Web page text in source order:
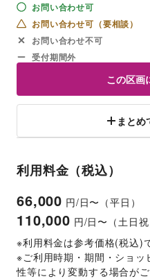
お問い合わせ可
お問い合わせ可（要相談）
お問い合わせ不可
受付期間外
この区画
まとめ
利用料金（税込）
66,000 円/日〜（平日）
110,000 円/日〜（土日祝
※利用料金は参考価格(税込)
※ご利用時期・期間・ショッ
性等により変動する場合がご